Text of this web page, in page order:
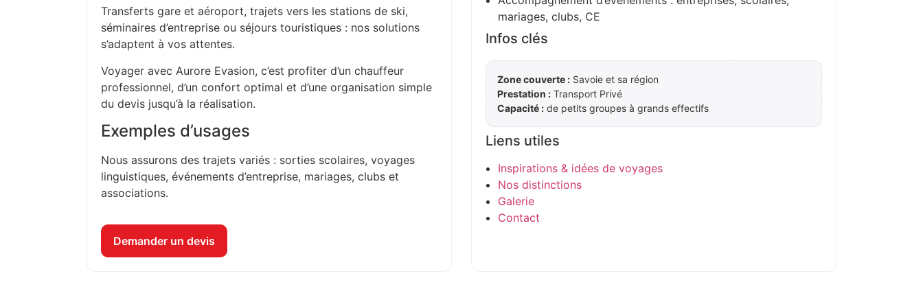
Transferts gare et aéroport, trajets vers les stations de ski,
séminaires d’entreprise ou séjours touristiques : nos solutions
s’adaptent à vos attentes.
Voyager avec Aurore Evasion, c’est profiter d’un chauffeur
professionnel, d’un confort optimal et d’une organisation simple
du devis jusqu’à la réalisation.
Exemples d’usages
Nous assurons des trajets variés : sorties scolaires, voyages
linguistiques, événements d’entreprise, mariages, clubs et
associations.
Demander un devis
mariages, clubs, CE
Infos clés
Zone couverte : Savoie et sa région
Prestation : Transport Privé
Capacité : de petits groupes à grands effectifs
Liens utiles
Inspirations & idées de voyages
Nos distinctions
Galerie
Contact